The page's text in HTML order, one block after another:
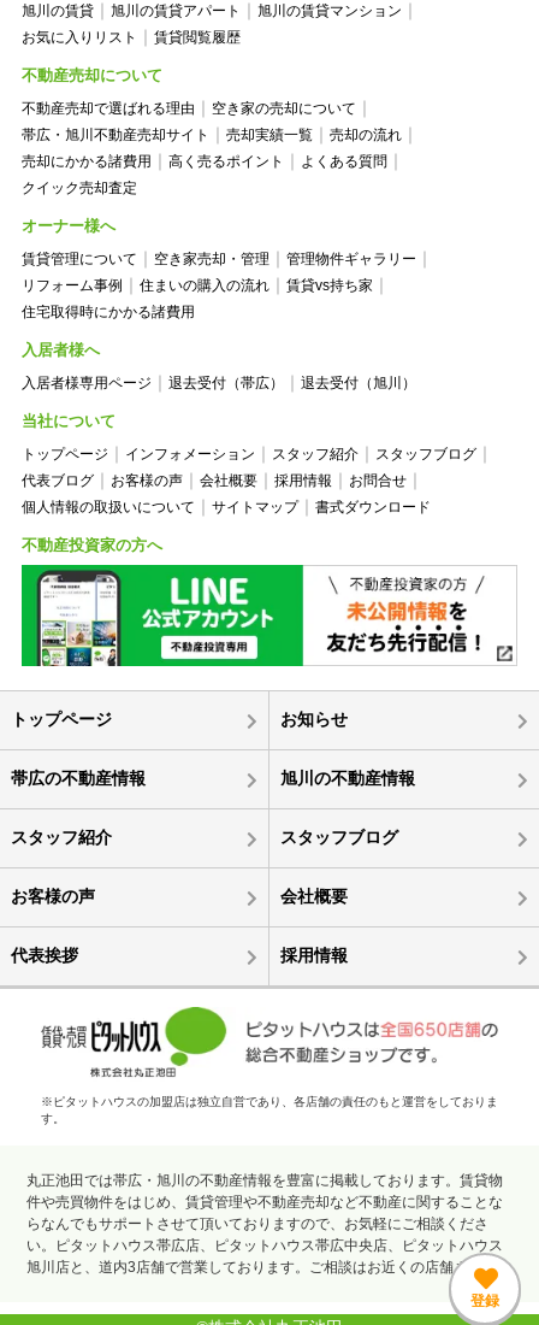
旭川の賃貸
旭川の賃貸アパート
旭川の賃貸マンション
お気に入りリスト
賃貸閲覧履歴
不動産売却について
不動産売却で選ばれる理由
空き家の売却について
帯広・旭川不動産売却サイト
売却実績一覧
売却の流れ
売却にかかる諸費用
高く売るポイント
よくある質問
クイック売却査定
オーナー様へ
賃貸管理について 空き家売却・管理
管理物件ギャラリー
リフォーム事例
住まいの購入の流れ
賃貸vs持ち家
住宅取得時にかかる諸費用
入居者様へ
入居者様専用ページ 退去受付（帯広） 退去受付（旭川）
当社について
トップページ インフォメーション スタッフ紹介
スタッフブログ
代表ブログ
お客様の声 会社概要 採用情報
お問合せ
個人情報の取扱いについて
サイトマップ 書式ダウンロード
不動産投資家の方へ
トップページ お知らせ
帯広の不動産情報 旭川の不動産情報
スタッフ紹介 スタッフブログ
お客様の声 会社概要
代表挨拶 採用情報
※ピタットハウスの加盟店は独立自営であり、各店舗の責任のもと運営をしておりま
す。
丸正池田では帯広・旭川の不動産情報を豊富に掲載しております。賃貸物
件や売買物件をはじめ、賃貸管理や不動産売却など不動産に関することな
らなんでもサポートさせて頂いておりますので、お気軽にご相談くださ
い。ピタットハウス帯広店、ピタットハウス帯広中央店、ピタットハウス
旭川店と、道内3店舗で営業しております。ご相談はお近くの店舗まで。